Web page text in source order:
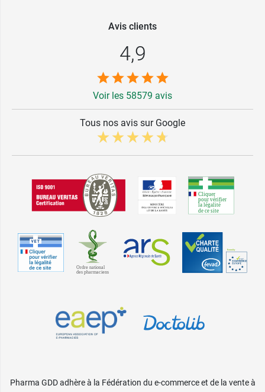
Avis clients
4,9
Voir les 58579 avis
Tous nos avis sur Google
Pharma GDD adhère à la Fédération du e-commerce et de la vente à